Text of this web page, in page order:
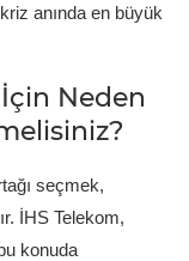
anında en büyük
Neden
seçmek,
İHS Telekom,
konuda